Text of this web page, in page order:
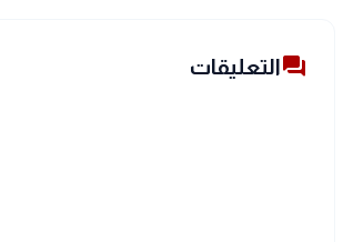
forumالتعليقات